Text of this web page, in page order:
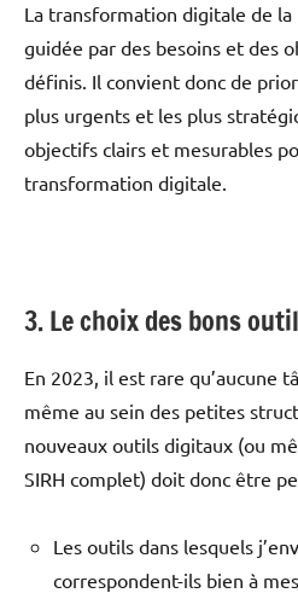
La transformation digitale de
guidée par des besoins et des
définis. Il convient donc de
plus urgents et les plus
objectifs clairs et mesurables
transformation digitale.
3. Le choix des bons
En 2023, il est rare qu’aucune
même au sein des petites
nouveaux outils digitaux (ou
SIRH complet) doit donc être
Les outils dans lesquels
correspondent-ils bien à